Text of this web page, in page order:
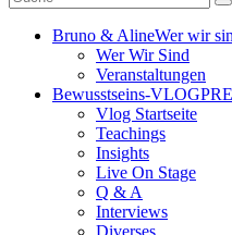
Bruno & AlineWer wir
Wer Wir Sind
Veranstaltungen
Bewusstseins-VLOG
Vlog Startseite
Teachings
Insights
Live On Stage
Q & A
Interviews
Diverses